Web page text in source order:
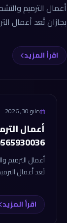
أعمال الترميم
بجازان تُعد أعمال
اقرأ المزيد
مايو 30, 2026
أعمال
أعمال الترميم
تُعد أعمال
اقرأ المزيد